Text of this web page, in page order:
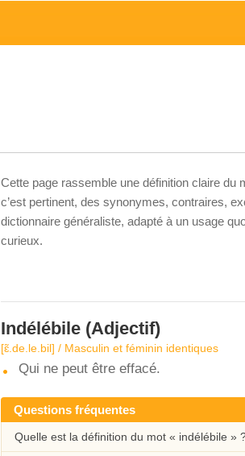
Cette page rassemble une définition claire du
c’est pertinent, des synonymes, contraires,
dictionnaire généraliste, adapté à un usage
curieux.
Indélébile (Adjectif)
[ɛ̃.de.le.bil] / Masculin et féminin identiques
Qui ne peut être effacé.
Questions fréquentes
Quelle est la définition du mot « indélébile »